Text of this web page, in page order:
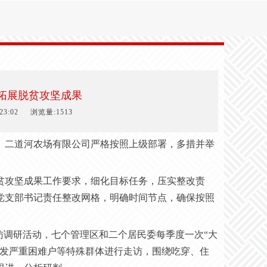
展脱贫攻坚成果
浏览量:1513
二道河农场有限公司严格按照上级部署，多措并举
坚成果工作要求，细化目标任务，压实整改责
部书记责任整改网格，明确时间节点，确保按照
研活动， 七个管理区和二个居民委每季度一次“大
严重困难户等特殊群体进行走访，围绕吃穿、住